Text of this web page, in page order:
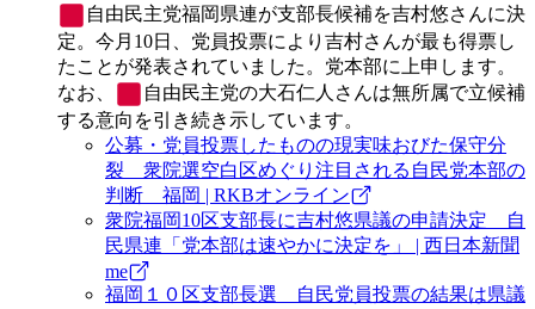
自由民主党福岡県連が支部長候補を吉村悠さんに決
定。今月10日、党員投票により吉村さんが最も得票し
たことが発表されていました。党本部に上申します。
なお、
自由民主党の大石仁人さんは無所属で立候補
する意向を引き続き示しています。
公募・党員投票したものの現実味おびた保守分
裂 衆院選空白区めぐり注目される自民党本部の
判断 福岡 | RKBオンライン
衆院福岡10区支部長に吉村悠県議の申請決定 自
民県連「党本部は速やかに決定を」 | 西日本新聞
me
福岡１０区支部長選 自民党員投票の結果は県議